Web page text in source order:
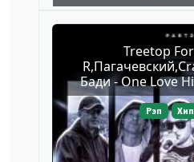
Treetop
Бади - One Love
Рэп